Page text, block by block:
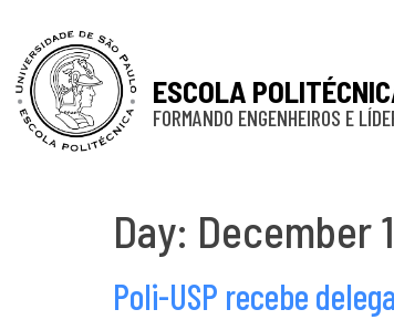
ESCOLA
FORMANDO ENGENHEIROS E
Day: December
Poli-USP recebe